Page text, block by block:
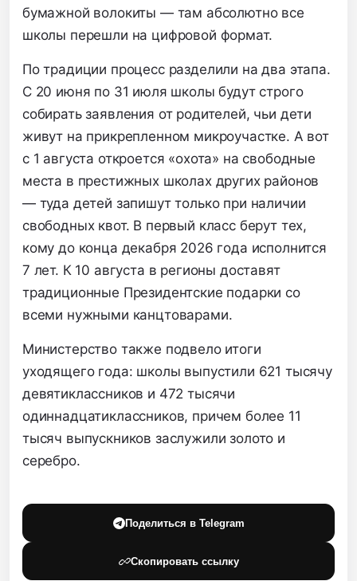
бумажной волокиты — там абсолютно все
школы перешли на цифровой формат.
По традиции процесс разделили на два этапа.
С 20 июня по 31 июля школы будут строго
собирать заявления от родителей, чьи дети
живут на прикрепленном микроучастке. А вот
с 1 августа откроется «охота» на свободные
места в престижных школах других районов
— туда детей запишут только при наличии
свободных квот. В первый класс берут тех,
кому до конца декабря 2026 года исполнится
7 лет. К 10 августа в регионы доставят
традиционные Президентские подарки со
всеми нужными канцтоварами.
Министерство также подвело итоги
уходящего года: школы выпустили 621 тысячу
девятиклассников и 472 тысячи
одиннадцатиклассников, причем более 11
тысяч выпускников заслужили золото и
серебро.
Поделиться в Telegram
Скопировать ссылку